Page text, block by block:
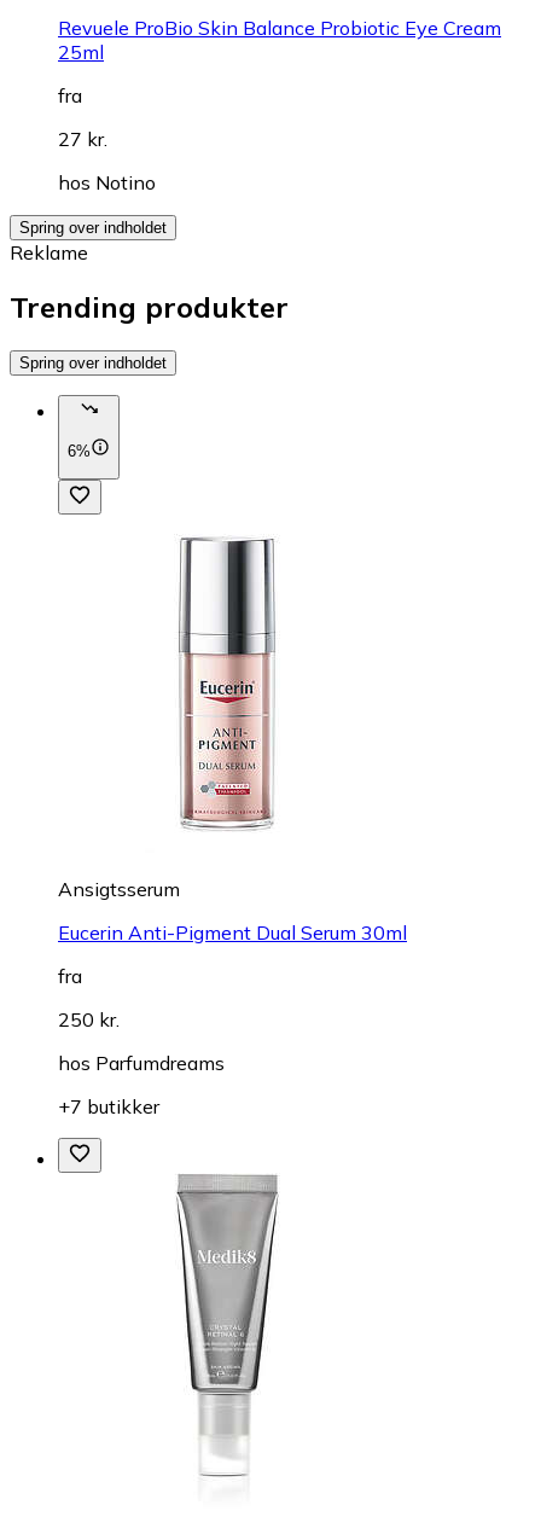
Revuele ProBio Skin Balance Probiotic Eye Cream
25ml
fra
27 kr.
hos Notino
Spring over indholdet
Reklame
Trending produkter
Spring over indholdet
6%
Ansigtsserum
Eucerin Anti-Pigment Dual Serum 30ml
fra
250 kr.
hos Parfumdreams
+7 butikker